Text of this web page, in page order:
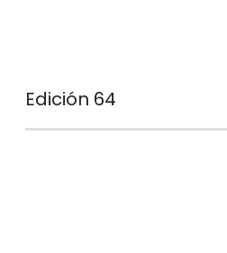
Edición 64